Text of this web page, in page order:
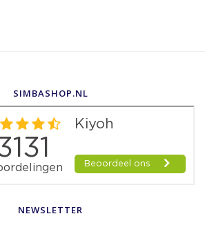
SIMBASHOP.NL
NEWSLETTER